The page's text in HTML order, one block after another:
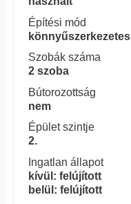
Építési mód
könnyűszerkezetes
Szobák száma
2 szoba
Bútorozottság
nem
Épület szintje
2.
Ingatlan állapot
kívül: felújított
belül: felújított